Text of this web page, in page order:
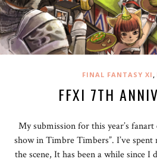
FINAL FANTASY XI ,
FFXI 7TH
My submission for this year’s
show in Timbre Timbers”. I’ve
the scene, It has been a while since I